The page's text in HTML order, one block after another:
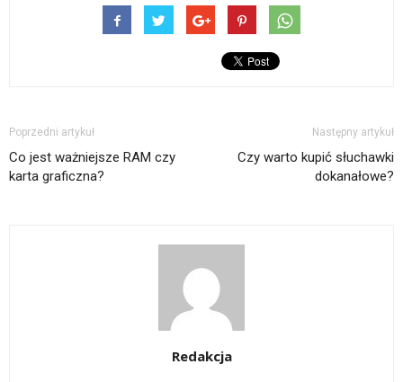
oknie) przez
mail(Otwiera
się
w
nowym
oknie)
się
w
nowym
oknie)
Poprzedni artykuł
Co jest ważniejsze RAM czy
karta graficzna?
Następny artykuł
Czy warto kupić słuchawki
dokanałowe?
Redakcja